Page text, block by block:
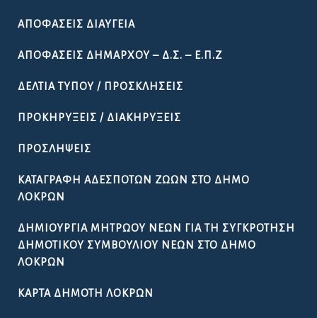
ΑΠΟΦΆΣΕΙΣ ΔΙΑΎΓΕΙΑ
ΑΠΟΦΆΣΕΙΣ ΔΗΜΆΡΧΟΥ – Δ.Σ. – Ε.Π.Ζ
ΔΕΛΤΊΑ ΤΎΠΟΥ / ΠΡΟΣΚΛΉΣΕΙΣ
ΠΡΟΚΗΡΎΞΕΙΣ / ΔΙΑΚΗΡΎΞΕΙΣ
ΠΡΟΣΛΉΨΕΙΣ
ΚΑΤΑΓΡΑΦΉ ΑΔΈΣΠΟΤΩΝ ΖΏΩΝ ΣΤΟ ΔΉΜΟ
ΛΟΚΡΏΝ
ΔΗΜΙΟΥΡΓΊΑ ΜΗΤΡΏΟΥ ΝΈΩΝ ΓΙΑ ΤΗ ΣΥΓΚΡΌΤΗΣΗ
ΔΗΜΟΤΙΚΟΎ ΣΥΜΒΟΥΛΊΟΥ ΝΈΩΝ ΣΤΟ ΔΉΜΟ
ΛΟΚΡΏΝ
ΚΆΡΤΑ ΔΗΜΌΤΗ ΛΟΚΡΏΝ